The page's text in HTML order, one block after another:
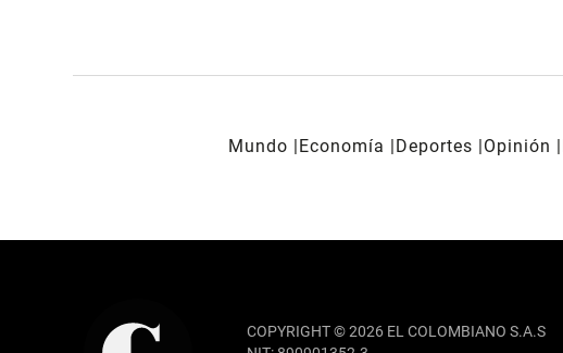
Mundo Economía Deportes Opinión
COPYRIGHT © 2026 EL COLOMBIANO S.A.S